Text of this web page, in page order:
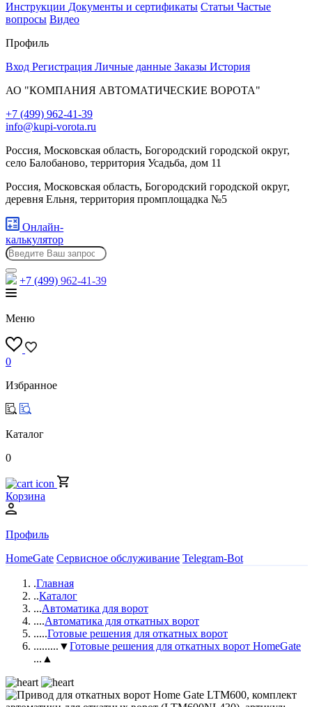
Инструкции Документы и сертификаты Статьи Частые
вопросы Видео
Профиль
Вход Регистрация Личные данные Заказы История
АО "КОМПАНИЯ АВТОМАТИЧЕСКИЕ ВОРОТА"
+7 (499) 962-41-39
info@kupi-vorota.ru
Россия, Московская область, Богородский городской округ,
село Балобаново, территория Усадьба, дом 11
Россия, Московская область, Богородский городской округ,
деревня Ельня, территория промплощадка №5
Онлайн-
калькулятор
+7 (499) 962-41-39
Меню
0
Избранное
Каталог
0
Корзина
Профиль
HomeGate Сервисное обслуживание Telegram-Bot
.Главная
..Каталог
...Автоматика для ворот
....Автоматика для откатных ворот
.....Готовые решения для откатных ворот
.........▼Готовые решения для откатных ворот HomeGate
...▲